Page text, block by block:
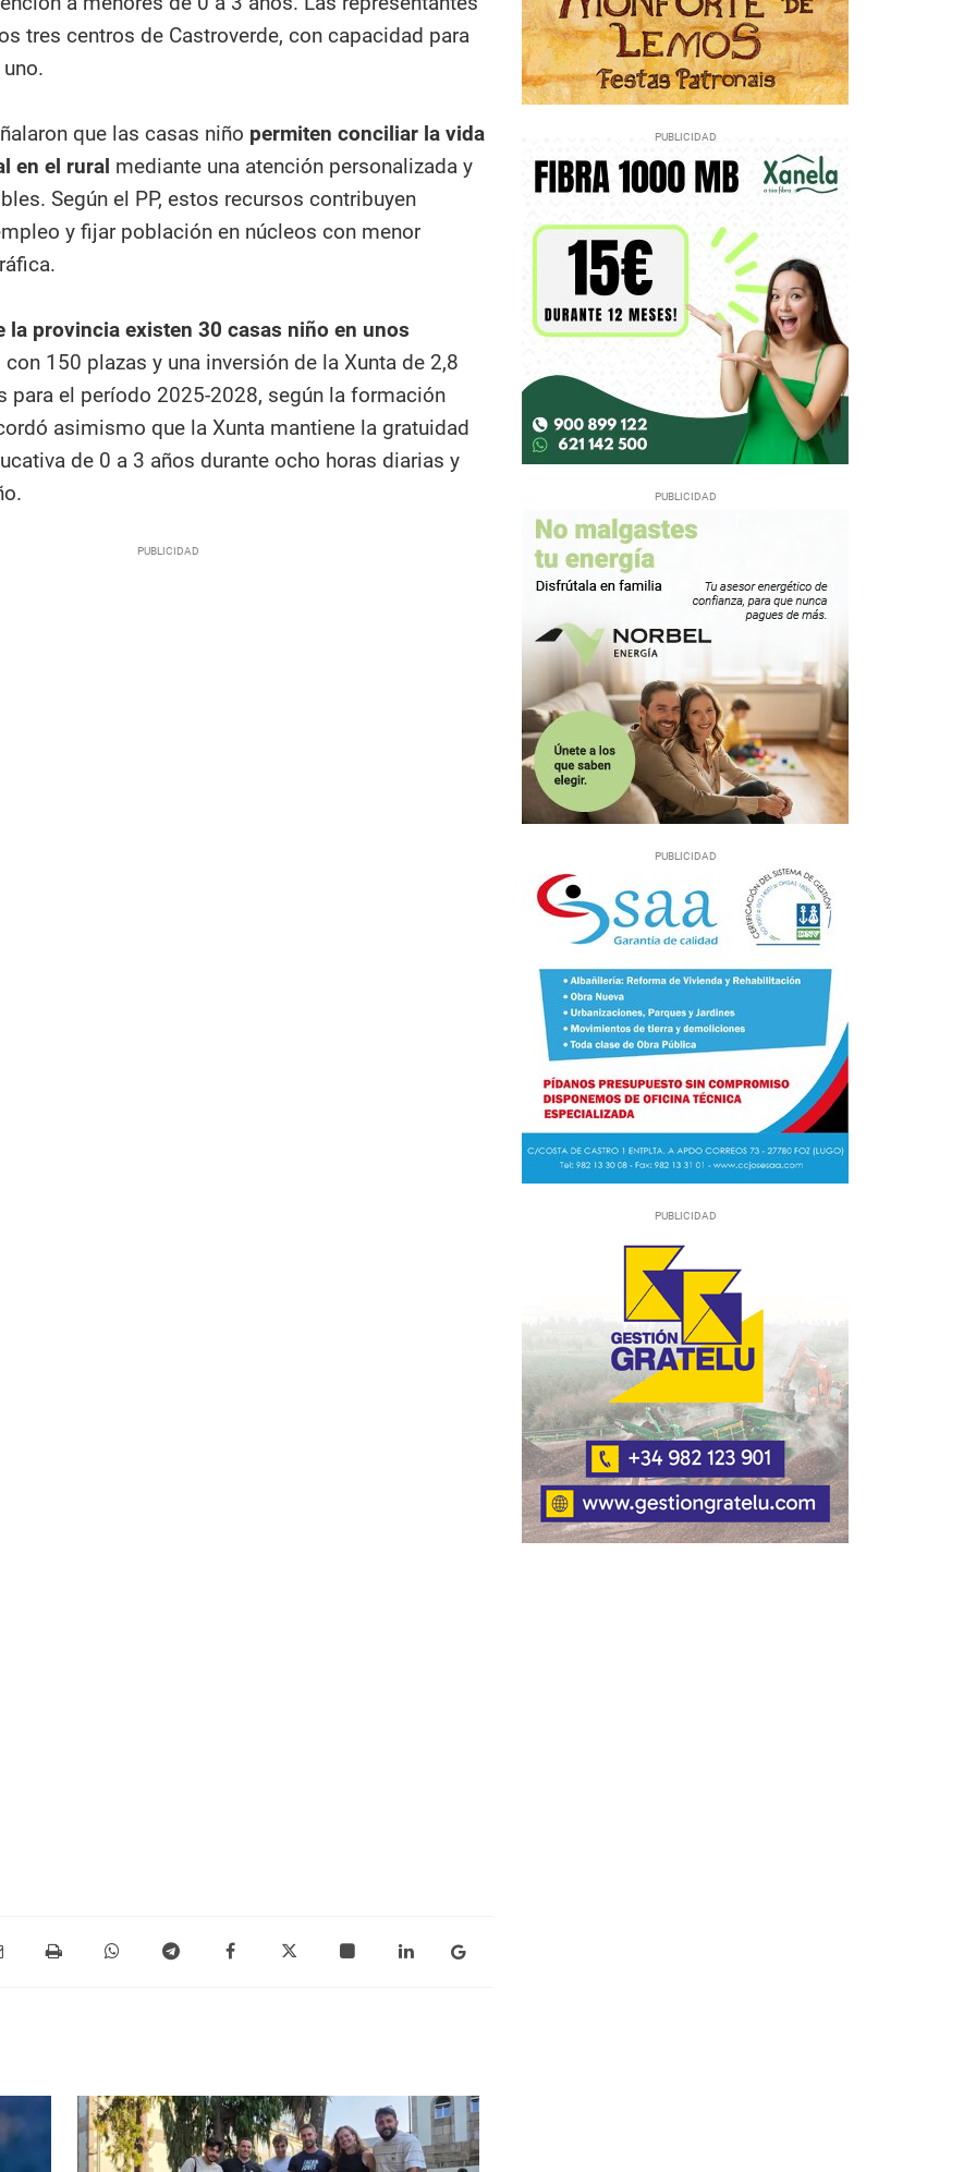
tres centros de Castroverde, con capacidad para
que las casas niño permiten conciliar la vida
en el rural mediante una atención personalizada y
Según el PP, estos recursos contribuyen
y fijar población en núcleos con menor
la provincia existen 30 casas niño en unos
con 150 plazas y una inversión de la Xunta de 2,8
para el período 2025-2028, según la formación
asimismo que la Xunta mantiene la gratuidad
de 0 a 3 años durante ocho horas diarias y